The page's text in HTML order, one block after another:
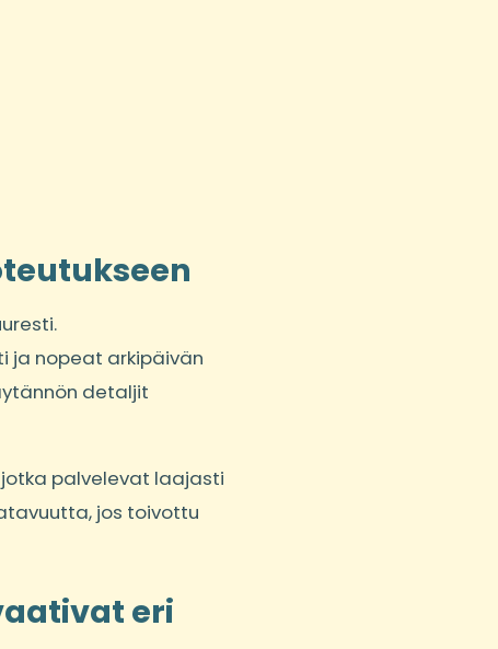
ja nopeat arkipäivän
detaljit
palvelevat laajasti
jos toivottu
eri